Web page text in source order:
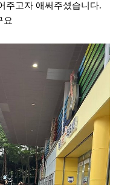
주고자 애써주셨습니다.
요